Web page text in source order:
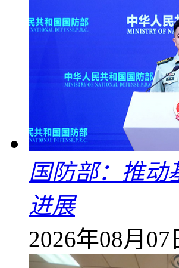
国防部：推动
进展
2026年08月07